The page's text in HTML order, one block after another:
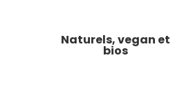
Naturels, vegan et
bios